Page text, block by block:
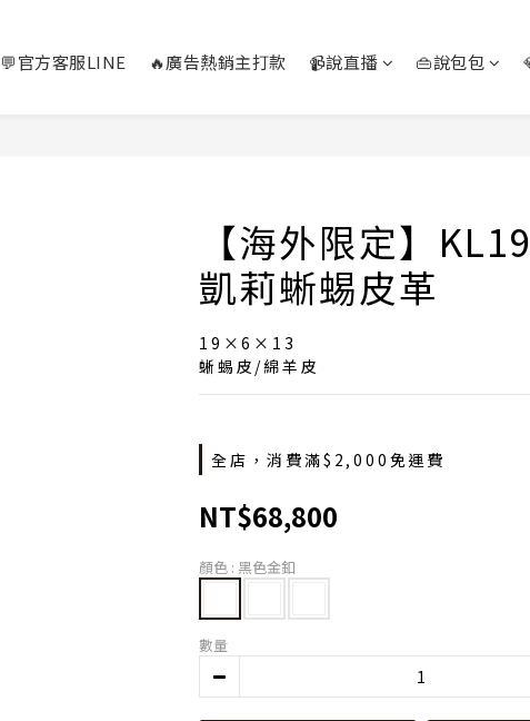
💬官方客服LINE 🔥廣告熱銷主打款 📹說直播 👜說包包
【海外限定】
凱莉蜥蜴皮革
19×6×13
蜥蜴皮/綿羊皮
全店，消費滿$2,000免運費
NT$68,800
顏色 : 黑色金釦
數量